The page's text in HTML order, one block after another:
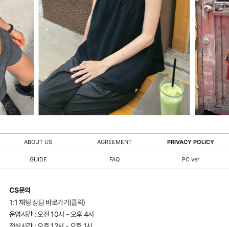
ABOUT US AGREEMENT PRIVACY POLICY
GUIDE FAQ PC ver
CS문의
1:1 채팅 상담 바로가기(클릭)
운영시간 : 오전 10시 - 오후 4시